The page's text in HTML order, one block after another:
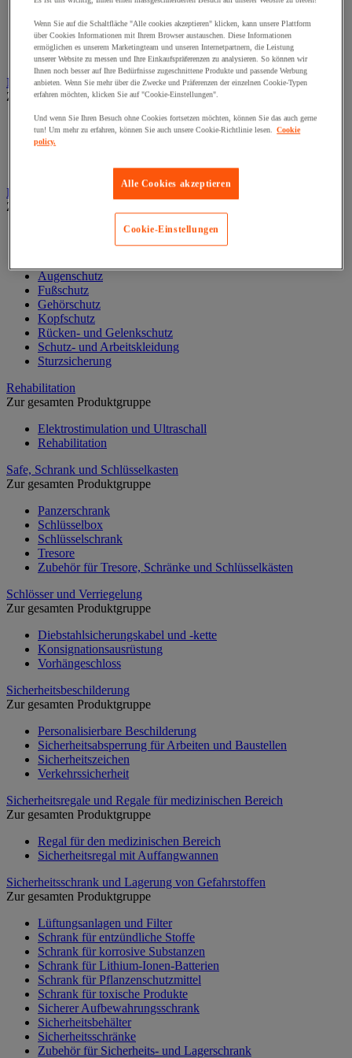
Material zur allgemeinärztlichen Diagnostik
Medikamentenschrank
Mobiliar und Ausstattung für Arztpraxen
Notfall und Erste-Hilfe
Zur gesamten Produktgruppe
Augendusche und -spüler
Erste-Hilfe-Material und -Tasche
Reanimation und Sauerstoff
Persönliche Schutzausrüstung (PSA)
Zur gesamten Produktgruppe
Arbeitshandschuhe
Atemschutzmaske
Augenschutz
Fußschutz
Gehörschutz
Kopfschutz
Rücken- und Gelenkschutz
Schutz- und Arbeitskleidung
Sturzsicherung
Rehabilitation
Zur gesamten Produktgruppe
Elektrostimulation und Ultraschall
Rehabilitation
Safe, Schrank und Schlüsselkasten
Zur gesamten Produktgruppe
Panzerschrank
Schlüsselbox
Schlüsselschrank
Tresore
Zubehör für Tresore, Schränke und Schlüsselkästen
Schlösser und Verriegelung
Zur gesamten Produktgruppe
Diebstahlsicherungskabel und -kette
Konsignationsausrüstung
Vorhängeschloss
Sicherheitsbeschilderung
Zur gesamten Produktgruppe
Personalisierbare Beschilderung
Sicherheitsabsperrung für Arbeiten und Baustellen
Sicherheitszeichen
Verkehrssicherheit
Sicherheitsregale und Regale für medizinischen Bereich
Zur gesamten Produktgruppe
Regal für den medizinischen Bereich
Sicherheitsregal mit Auffangwannen
Sicherheitsschrank und Lagerung von Gefahrstoffen
Zur gesamten Produktgruppe
Lüftungsanlagen und Filter
Schrank für entzündliche Stoffe
Schrank für korrosive Substanzen
Schrank für Lithium-Ionen-Batterien
Schrank für Pflanzenschutzmittel
Schrank für toxische Produkte
Sicherer Aufbewahrungsschrank
Sicherheitsbehälter
Sicherheitsschränke
Zubehör für Sicherheits- und Lagerschrank
Wenn Sie auf die Schaltfläche "Alle cookies akzeptieren" klicken, kann unsere Plattform
über Cookies Informationen mit Ihrem Browser austauschen. Diese Informationen
ermöglichen es unserem Marketingteam und unseren Internetpartnern, die Leistung
unserer Website zu messen und Ihre Einkaufspräferenzen zu analysieren. So können wir
Ihnen noch besser auf Ihre Bedürfnisse zugeschnittene Produkte und passende Werbung
anbieten. Wenn Sie mehr über die Zwecke und Präferenzen der einzelnen Cookie-Typen
erfahren möchten, klicken Sie auf "Cookie-Einstellungen".
Und wenn Sie Ihren Besuch ohne Cookies fortsetzen möchten, können Sie das auch gerne
tun! Um mehr zu erfahren, können Sie auch unsere Cookie-Richtlinie lesen. Cookie
policy.
Alle Cookies akzeptieren
Cookie-Einstellungen